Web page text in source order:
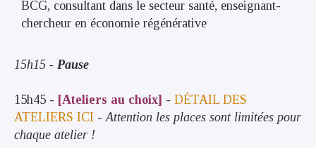
BCG, consultant dans le secteur santé, enseignant-
chercheur en économie régénérative
15h15 - Pause
15h45 - [Ateliers au choix] - DÉTAIL DES
ATELIERS ICI -Attention les places sont limitées pour
chaque atelier !